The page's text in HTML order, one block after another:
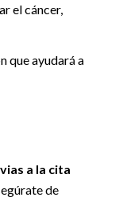
el cáncer,
que ayudará a
a la cita
de